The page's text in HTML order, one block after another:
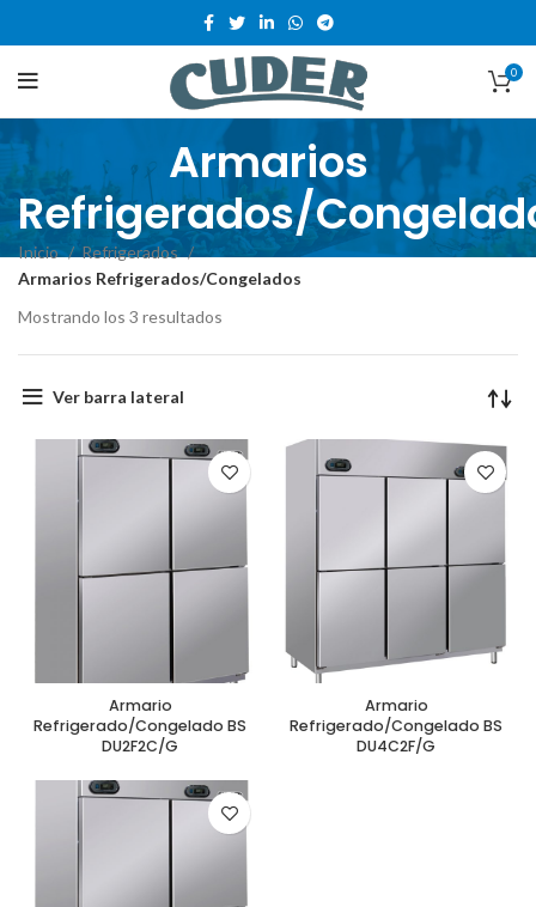
0
Armarios
Refrigerados/
Inicio
Refrigerados
Armarios Refrigerados/Congelados
Mostrando los 3 resultados
Ver barra lateral
Armario
Refrigerado/Congelado BS
DU2F2C/G
Armario
Refrigerado/Congelado BS
DU4C2F/G